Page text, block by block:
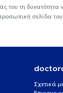
του τη δυνατότητα
σελίδα
Σχετικά